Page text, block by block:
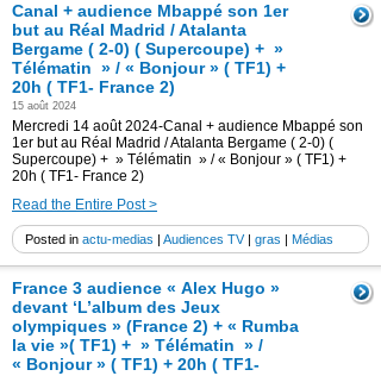
Canal + audience Mbappé son 1er
but au Réal Madrid / Atalanta
Bergame ( 2-0) ( Supercoupe) + »
Télématin » / « Bonjour » ( TF1) +
20h ( TF1- France 2)
15 août 2024
Mercredi 14 août 2024-Canal + audience Mbappé son
1er but au Réal Madrid / Atalanta Bergame ( 2-0) (
Supercoupe) + » Télématin » / « Bonjour » ( TF1) +
20h ( TF1- France 2)
Read the Entire Post >
Posted in actu-medias | Audiences TV| gras | Médias
France 3 audience « Alex Hugo »
devant ‘L’album des Jeux
olympiques » (France 2) + « Rumba
la vie »( TF1) + » Télématin » /
« Bonjour » ( TF1) + 20h ( TF1-